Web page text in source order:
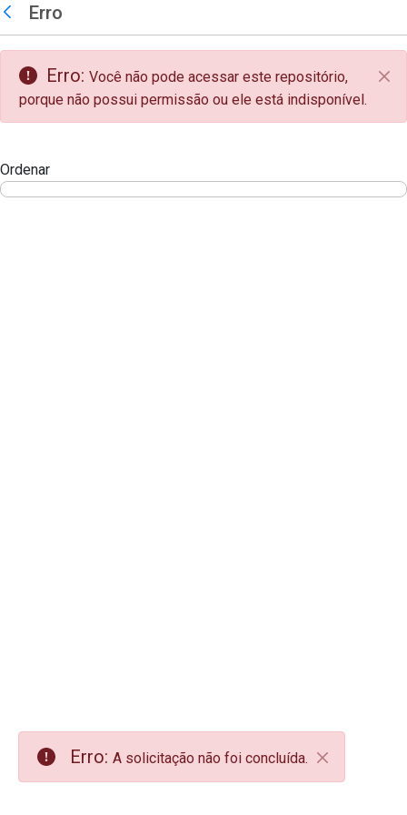
Pular para o Conteúdo principal
teste descricao
Voltar
Erro
Erro: Você não pode acessar este repositório,
porque não possui permissão ou ele está indisponível.
Ordenar
Erro: A solicitação não foi concluída.